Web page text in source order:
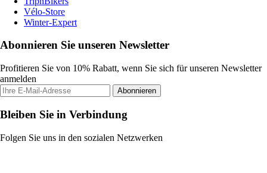
Vélo-Store
Winter-Expert
Abonnieren Sie unseren Newsletter
Profitieren Sie von 10% Rabatt, wenn Sie sich für unseren Newsletter
anmelden
Abonnieren
Bleiben Sie in Verbindung
Folgen Sie uns in den sozialen Netzwerken